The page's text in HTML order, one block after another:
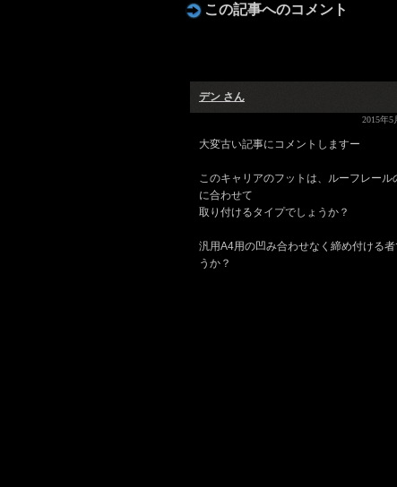
この記事へのコメント
デン さん
2015年5
大変古い記事にコメントしますー
このキャリアのフットは、ルーフレール
に合わせて
取り付けるタイプでしょうか？
汎用A4用の凹み合わせなく締め付ける者
うか？